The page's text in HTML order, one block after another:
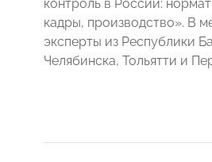
контроль в России:
кадры, производство». В
эксперты из Республики
Челябинска, Тольятти и